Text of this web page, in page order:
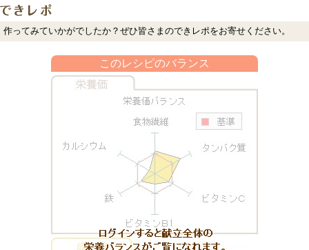
作ってみていかがでしたか？ぜひ皆さまのできレポをお寄せください。
このレシピのバランス